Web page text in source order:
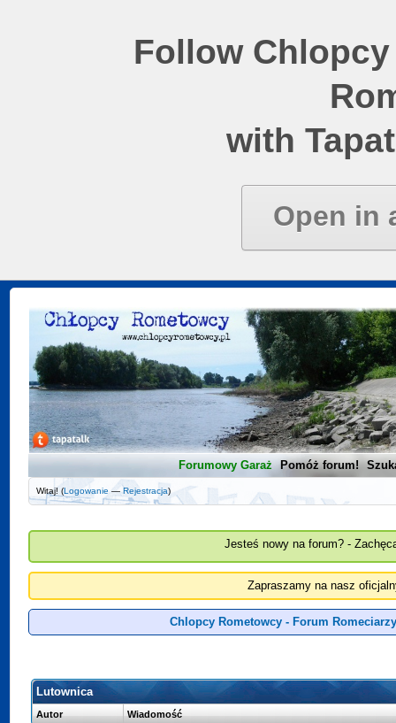
Follow
with
Open in
Forumowy Garaż Pomóż forum!
Witaj! (Logowanie —Rejestracja)
Jesteś nowy na forum? -
Zapraszamy na nasz
Chlopcy Rometowcy - Forum
Lutownica
Autor Wiadomość